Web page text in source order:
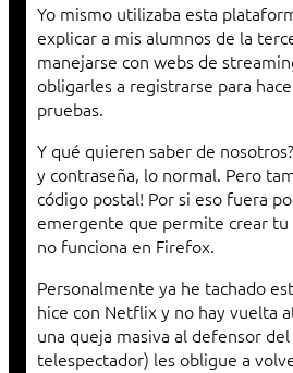
Yo mismo utilizaba esta
explicar a mis alumnos de la
manejarse con webs de
obligarles a registrarse para
pruebas.
Y qué quieren saber de
y contraseña, lo normal. Pero
código postal! Por si eso fuera
emergente que permite crear tu
no funciona en Firefox.
Personalmente ya he tachado
hice con Netflix y no hay vuelta
una queja masiva al defensor
telespectador) les obligue a